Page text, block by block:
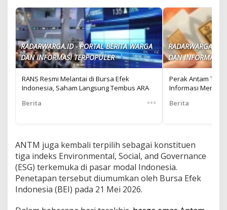
RADARWARGA.ID - PORTAL BERITA WARGA
DAN INFORMASI TERPOPULER
RANS Resmi Melantai di Bursa Efek
Indonesia, Saham Langsung Tembus ARA
Berita
•••
RADARWARGA.ID
DAN INFORMASI
Perak Antam
Informasi Menarik
Berita
ANTM juga kembali terpilih sebagai konstituen
tiga indeks Environmental, Social, and Governance
(ESG) terkemuka di pasar modal Indonesia.
Penetapan tersebut diumumkan oleh Bursa Efek
Indonesia (BEI) pada 21 Mei 2026.